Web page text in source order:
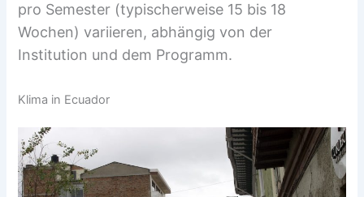
pro Semester (typischerweise 15 bis 18
Wochen) variieren, abhängig von der
Institution und dem Programm.
Klima in Ecuador